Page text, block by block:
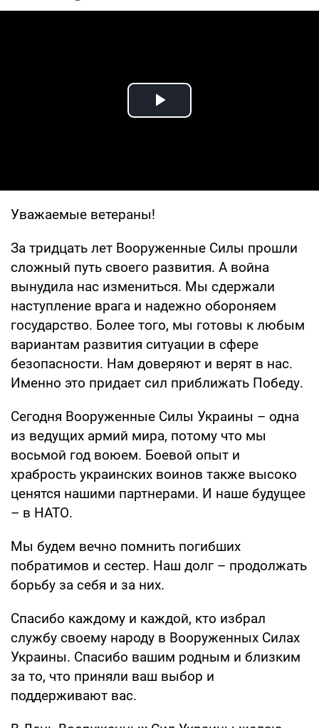
Play Video
Уважаемые ветераны!
За тридцать лет Вооруженные Силы прошли
сложный путь своего развития. А война
вынудила нас измениться. Мы сдержали
наступление врага и надежно обороняем
государство. Более того, мы готовы к любым
вариантам развития ситуации в сфере
безопасности. Нам доверяют и верят в нас.
Именно это придает сил приближать Победу.
Сегодня Вооруженные Силы Украины – одна
из ведущих армий мира, потому что мы
восьмой год воюем. Боевой опыт и
храбрость украинских воинов также высоко
ценятся нашими партнерами. И наше будущее
– в НАТО.
Мы будем вечно помнить погибших
побратимов и сестер. Наш долг – продолжать
борьбу за себя и за них.
Спасибо каждому и каждой, кто избрал
службу своему народу в Вооруженных Силах
Украины. Спасибо вашим родным и близким
за то, что приняли ваш выбор и
поддерживают вас.